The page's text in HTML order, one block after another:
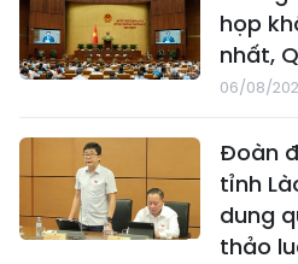
họp
nhất,
06/08/
Đoàn
tỉnh
dung
thảo